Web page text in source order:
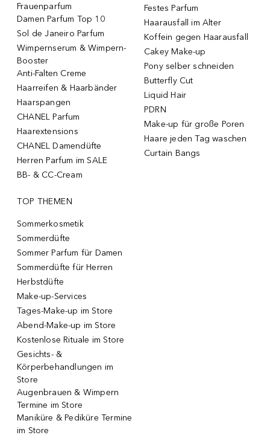
Frauenparfum
Damen Parfum Top 10
Sol de Janeiro Parfum
Wimpernserum & Wimpern-
Booster
Anti-Falten Creme
Haarreifen & Haarbänder
Haarspangen
CHANEL Parfum
Haarextensions
CHANEL Damendüfte
Herren Parfum im SALE
BB- & CC-Cream
Festes Parfum
Haarausfall im Alter
Koffein gegen Haarausfall
Cakey Make-up
Pony selber schneiden
Butterfly Cut
Liquid Hair
PDRN
Make-up für große Poren
Haare jeden Tag waschen
Curtain Bangs
TOP THEMEN
Sommerkosmetik
Sommerdüfte
Sommer Parfum für Damen
Sommerdüfte für Herren
Herbstdüfte
Make-up-Services
Tages-Make-up im Store
Abend-Make-up im Store
Kostenlose Rituale im Store
Gesichts- &
Körperbehandlungen im
Store
Augenbrauen & Wimpern
Termine im Store
Maniküre & Pediküre Termine
im Store